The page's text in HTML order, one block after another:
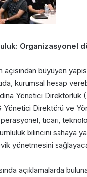
Organizasyonel
büyüyen
kurumsal hesap
Yönetici
Yönetici Direktörü ve
ticari,
bilincini sahaya
yönetmesini
açıklamalarda